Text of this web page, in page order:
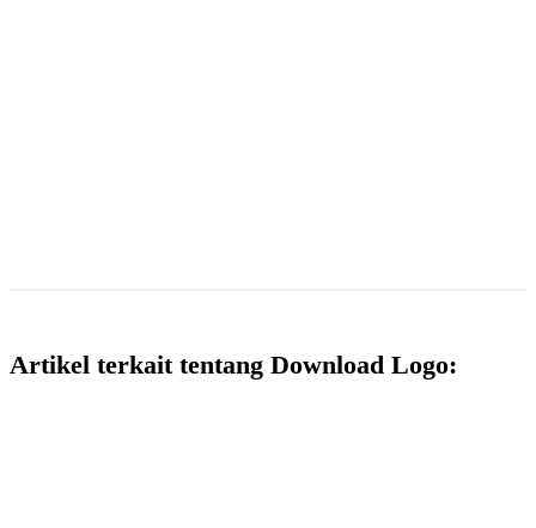
Artikel terkait tentang Download Logo: